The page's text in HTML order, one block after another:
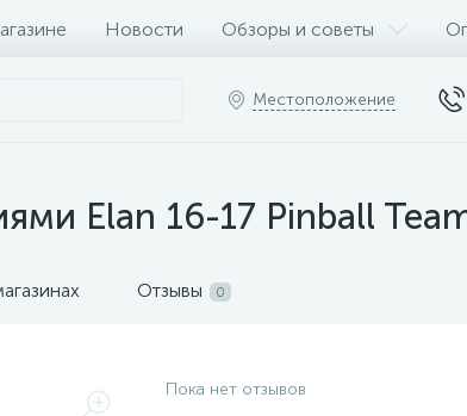
Новости Обзоры и советы
Местоположение
Elan 16-17 Pinball
Отзывы 0
Пока нет отзывов